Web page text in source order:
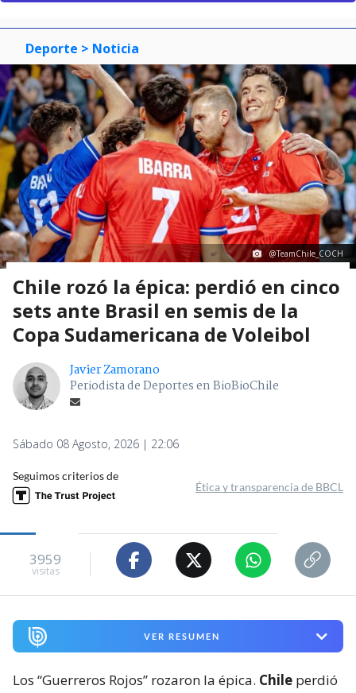
Deporte > Noticia
@TeamChile_COCH
Chile rozó la épica: perdió en cinco
sets ante Brasil en semis de la
Copa Sudamericana de Voleibol
Javier Zamorano
Periodista de Deportes en BioBioChile
Sábado 08 Agosto, 2026 | 22:06
Seguimos criterios de
Ética y transparencia de BBCL
3959
visitas
VER RESUMEN
Los “Guerreros Rojos” rozaron la épica. Chile perdió